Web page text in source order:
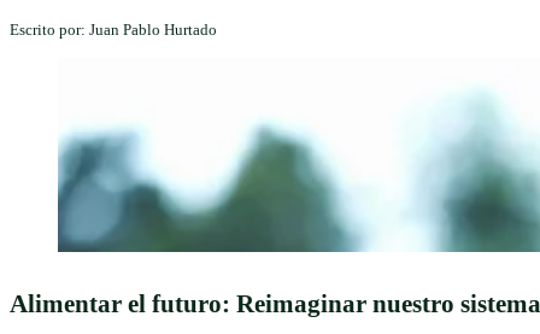
Escrito por: Juan Pablo Hurtado
Alimentar el futuro: Reimaginar nuestro